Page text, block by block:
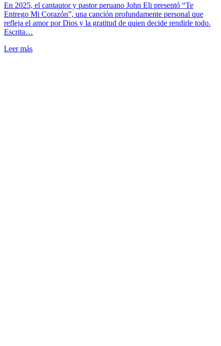
En 2025, el cantautor y pastor peruano John Eli presentó “Te
Entrego Mi Corazón”, una canción profundamente personal que
refleja el amor por Dios y la gratitud de quien decide rendirle todo.
Escrita…
Leer más